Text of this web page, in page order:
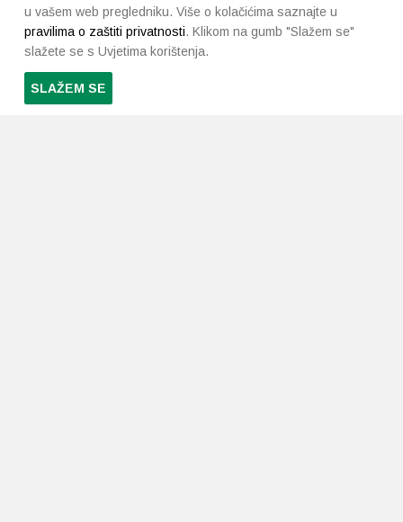
u vašem web pregledniku. Više o kolačićima saznajte u
pravilima o zaštiti privatnosti. Klikom na gumb "Slažem se"
slažete se s Uvjetima korištenja.
SLAŽEM SE